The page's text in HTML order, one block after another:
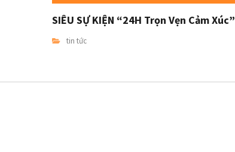
SIÊU SỰ KIỆN “24H Trọn Vẹn Cảm Xúc”
tin tức